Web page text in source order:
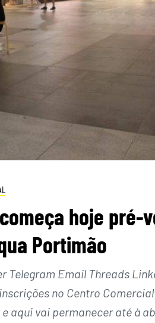
hoje pré-
Portimão
Email Threads
no Centro
aqui vai permanecer até à